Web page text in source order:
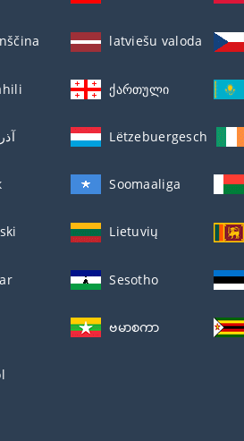
latviešu valoda
ქართული
Lëtzebuergesch
Soomaaliga
Lietuvių
Sesotho
ဗမာစကာ